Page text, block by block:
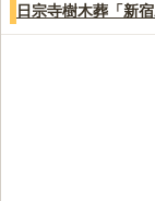
日宗寺樹木葬「新